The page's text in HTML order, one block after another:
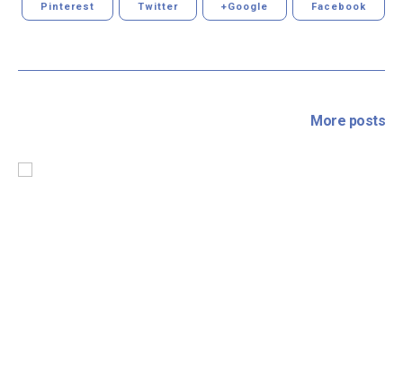
Facebook
Google+
Twitter
Pinterest
More posts